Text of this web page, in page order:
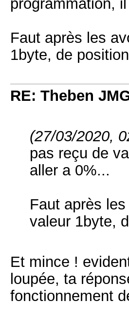
programmation, il
Faut après les
1byte, de
RE: Theben
(27/03/2020,
pas reçu de
aller a 0%...
Faut après les
valeur 1byte,
Et mince !
loupée, ta
fonctionnement